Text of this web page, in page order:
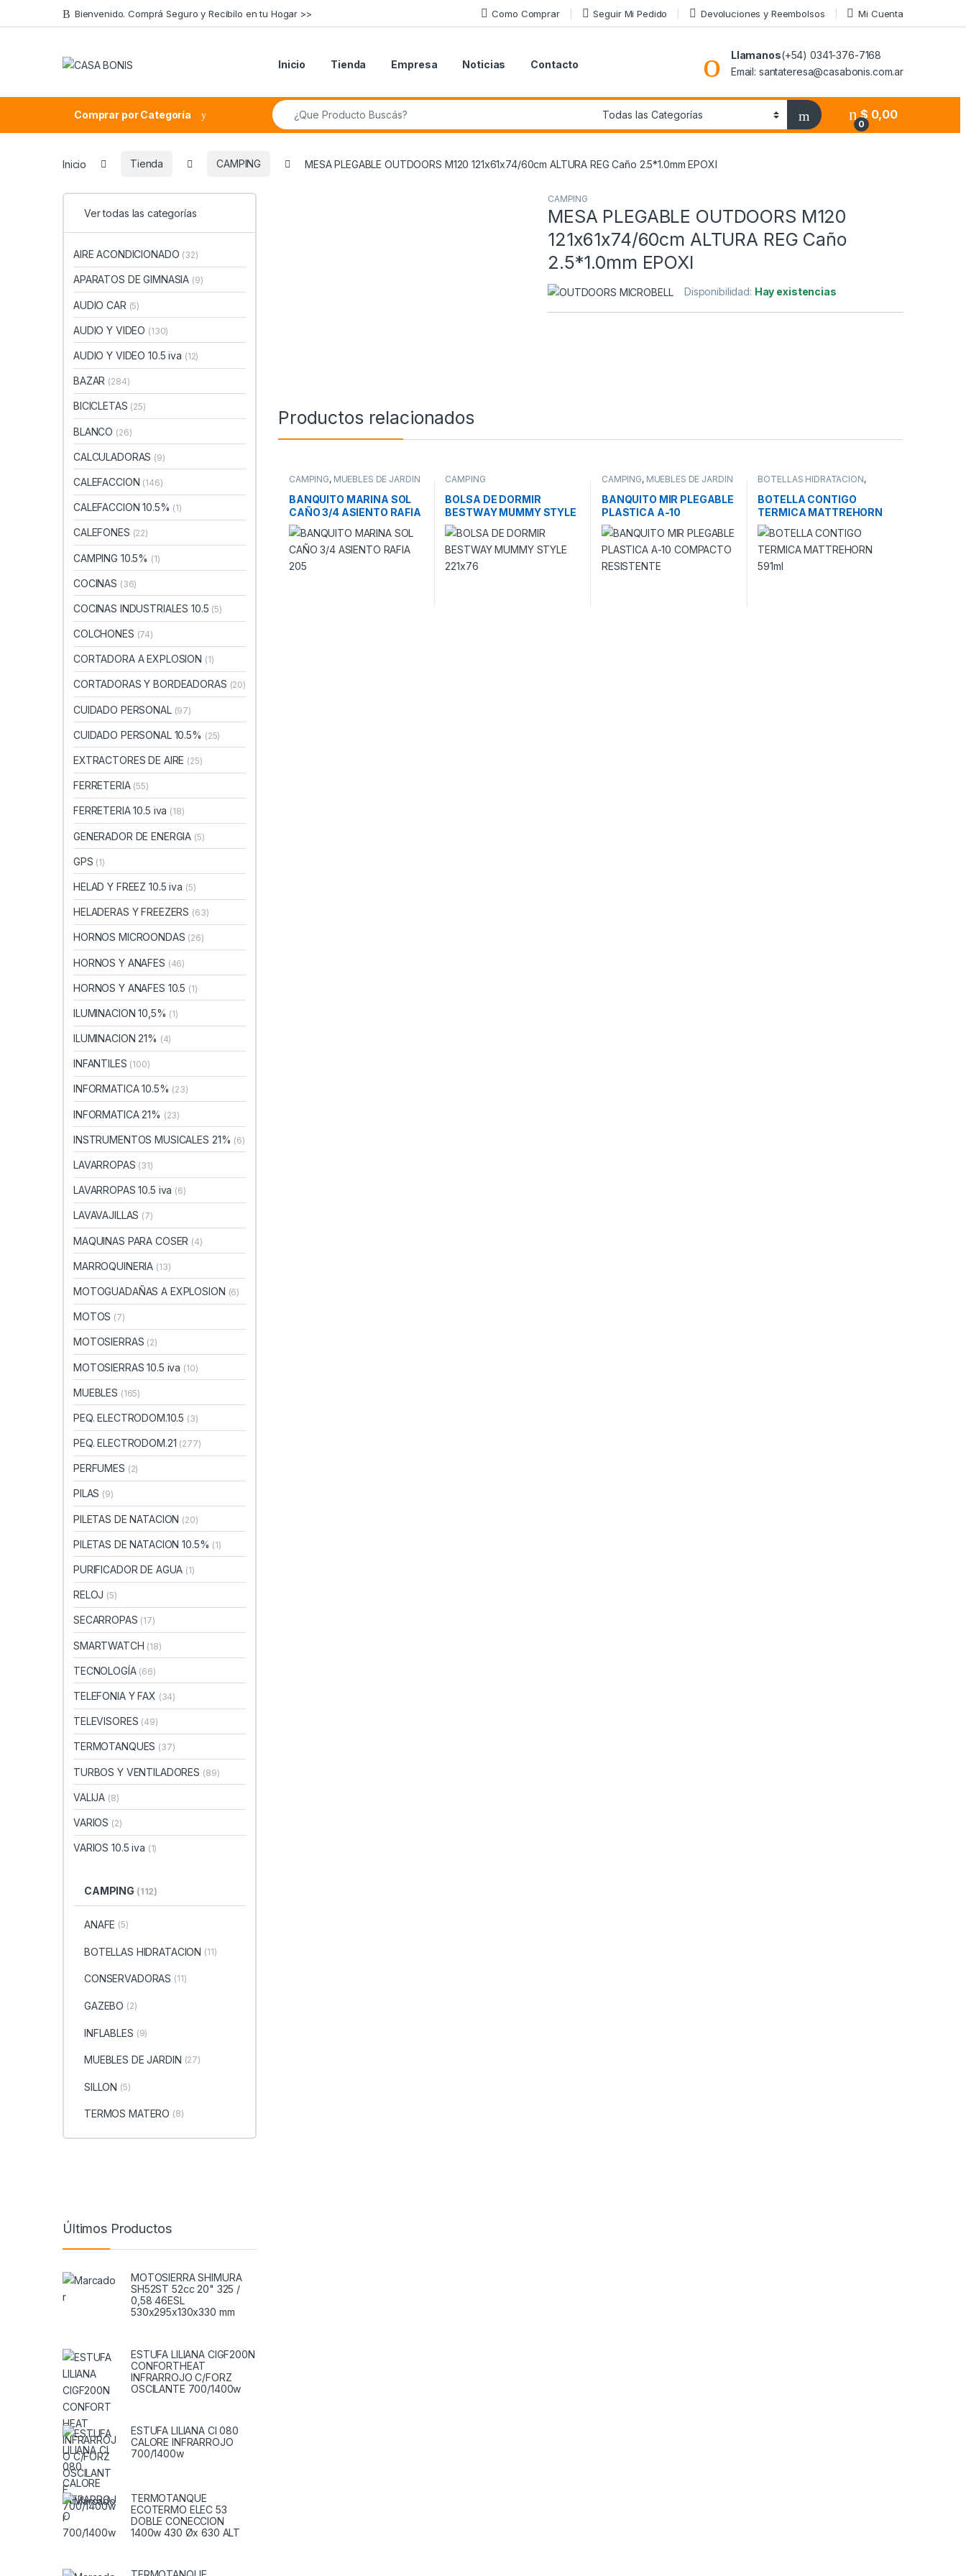
Skip to navigation
Skip to content Bienvenido. Comprá Seguro y Recibílo en tu Hogar >> Como Comprar Seguir Mi Pedido Devoluciones y Reembolsos Mi Cuenta
Inicio Tienda Empresa Noticias Contacto
Llamanos(+54) 0341-376-7168
Email: santateresa@casabonis.com.ar
Comprar por Categoría
Search for:
0
$ 0,00
Inicio Tienda CAMPING MESA PLEGABLE OUTDOORS M120 121x61x74/60cm ALTURA REG Caño 2.5*1.0mm EPOXI
CAMPING
MESA PLEGABLE OUTDOORS M120
121x61x74/60cm ALTURA REG Caño
2.5*1.0mm EPOXI
Disponibilidad: Hay existencias
Productos relacionados
CAMPING, MUEBLES DE JARDIN
BANQUITO MARINA SOL
CAÑO 3/4 ASIENTO RAFIA
205
CAMPING
BOLSA DE DORMIR
BESTWAY MUMMY STYLE
221×76
CAMPING, MUEBLES DE JARDIN
BANQUITO MIR PLEGABLE
PLASTICA A-10
COMPACTO RESISTENTE
BOTELLAS HIDRATACION,
BOTELLA CONTIGO
TERMICA MATTREHORN
591ml
Ver todas las categorías
AIRE ACONDICIONADO (32)
APARATOS DE GIMNASIA (9)
AUDIO CAR (5)
AUDIO Y VIDEO (130)
AUDIO Y VIDEO 10.5 iva (12)
BAZAR (284)
BICICLETAS (25)
BLANCO (26)
CALCULADORAS (9)
CALEFACCION (146)
CALEFACCION 10.5% (1)
CALEFONES (22)
CAMPING 10.5% (1)
COCINAS (36)
COCINAS INDUSTRIALES 10.5 (5)
COLCHONES (74)
CORTADORA A EXPLOSION (1)
CORTADORAS Y BORDEADORAS (20)
CUIDADO PERSONAL (97)
CUIDADO PERSONAL 10.5% (25)
EXTRACTORES DE AIRE (25)
FERRETERIA (55)
FERRETERIA 10.5 iva (18)
GENERADOR DE ENERGIA (5)
GPS (1)
HELAD Y FREEZ 10.5 iva (5)
HELADERAS Y FREEZERS (63)
HORNOS MICROONDAS (26)
HORNOS Y ANAFES (46)
HORNOS Y ANAFES 10.5 (1)
ILUMINACION 10,5% (1)
ILUMINACION 21% (4)
INFANTILES (100)
INFORMATICA 10.5% (23)
INFORMATICA 21% (23)
INSTRUMENTOS MUSICALES 21% (6)
LAVARROPAS (31)
LAVARROPAS 10.5 iva (6)
LAVAVAJILLAS (7)
MAQUINAS PARA COSER (4)
MARROQUINERIA (13)
MOTOGUADAÑAS A EXPLOSION (6)
MOTOS (7)
MOTOSIERRAS (2)
MOTOSIERRAS 10.5 iva (10)
MUEBLES (165)
PEQ. ELECTRODOM.10.5 (3)
PEQ. ELECTRODOM.21 (277)
PERFUMES (2)
PILAS (9)
PILETAS DE NATACION (20)
PILETAS DE NATACION 10.5% (1)
PURIFICADOR DE AGUA (1)
RELOJ (5)
SECARROPAS (17)
SMARTWATCH (18)
TECNOLOGÍA (66)
TELEFONIA Y FAX (34)
TELEVISORES (49)
TERMOTANQUES (37)
TURBOS Y VENTILADORES (89)
VALIJA (8)
VARIOS (2)
VARIOS 10.5 iva (1)
CAMPING (112)
ANAFE (5)
BOTELLAS HIDRATACION (11)
CONSERVADORAS (11)
GAZEBO (2)
INFLABLES (9)
MUEBLES DE JARDIN (27)
SILLON (5)
TERMOS MATERO (8)
Últimos Productos
MOTOSIERRA SHIMURA
SH52ST 52cc 20" 325 /
0,58 46ESL
530x295x130x330 mm
ESTUFA LILIANA CIGF200N
CONFORTHEAT
INFRARROJO C/FORZ
OSCILANTE 700/1400w
ESTUFA LILIANA CI 080
CALORE INFRARROJO
700/1400w
TERMOTANQUE
ECOTERMO ELEC 53
DOBLE CONECCION
1400w 430 Øx 630 ALT